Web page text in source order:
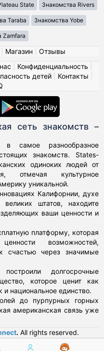
State Знакомства Rivers
Taraba Знакомства Yobe
Zamfara
Магазин
Отзывы
Конфиденциальность
детей| Контакты
сеть знакомств –
самое разнообразное
знакомств. States-
одиноких людей от
отмечая культурное
уникальной.
Калифорнии, духе
штатов, находите
ваши ценности и
платформу, которая
возможностей,
счастью через значимые
долгосрочные
которое ценит как
и национальное единство.
до пурпурных горных
американская связь уже
. All rights reserved.